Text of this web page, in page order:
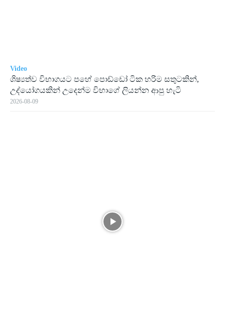
Video
ශිෂ්‍යත්ව විභාගයට පහේ පොඩ්ඩෝ ටික හරිම සතුටකින්,
උද්යෝගයකින් උදෙන්ම විභාගේ ලියන්න ආපු හැටි
2026-08-09